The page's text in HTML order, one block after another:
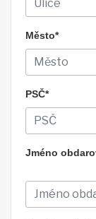
Město*
PSČ*
Jméno